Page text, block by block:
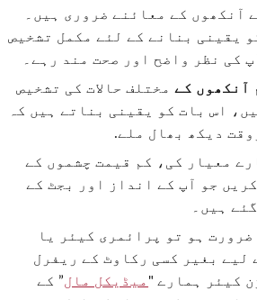
آنکھوں کے معائنے ضروری ہیں۔
یقینی بنانے کے لئے مکمل تشخیص
کی نظر واضح اور صحت مند رہے۔
آنکھوں کے مختلف حالات کی تشخیص
اس بات کو یقینی بناتے ہیں کہ
دیکھ بھال ملے.
معیار کی، کم قیمت چشموں کے
جو آپ کے انداز اور بجٹ کے
ہیں۔
ضرورت ہو تو پرائمری کیئر یا
لیے بغیر کسی رکاوٹ کے ریفرل
کیئر ہمارے " میڈیکل مال” کے